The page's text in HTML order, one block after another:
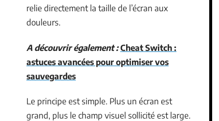
relie directement la taille de l’écran aux
douleurs.
A découvrir également :Cheat Switch :
astuces avancées pour optimiser vos
sauvegardes
Le principe est simple. Plus un écran est
grand, plus le champ visuel sollicité est large.